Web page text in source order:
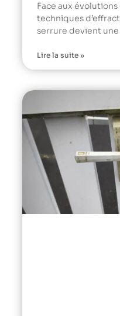
Face aux
techniques
serrure devient
Lire la suite »